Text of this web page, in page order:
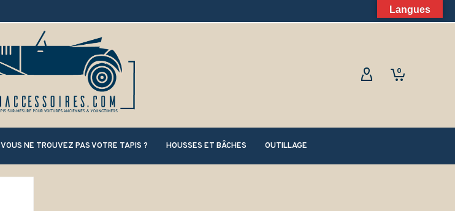
0
VOUS NE TROUVEZ PAS VOTRE TAPIS ? HOUSSES ET BÂCHES OUTILLAGE
Langues